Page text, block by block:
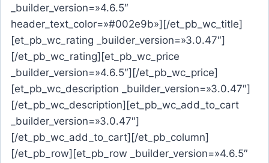
_builder_version=»4.6.5″
header_text_color=»#002e9b»][/et_pb_wc_title]
[et_pb_wc_rating _builder_version=»3.0.47″]
[/et_pb_wc_rating][et_pb_wc_price
_builder_version=»4.6.5″][/et_pb_wc_price]
[et_pb_wc_description _builder_version=»3.0.47″]
[/et_pb_wc_description][et_pb_wc_add_to_cart
_builder_version=»3.0.47″]
[/et_pb_wc_add_to_cart][/et_pb_column]
[/et_pb_row][et_pb_row _builder_version=»4.6.5″